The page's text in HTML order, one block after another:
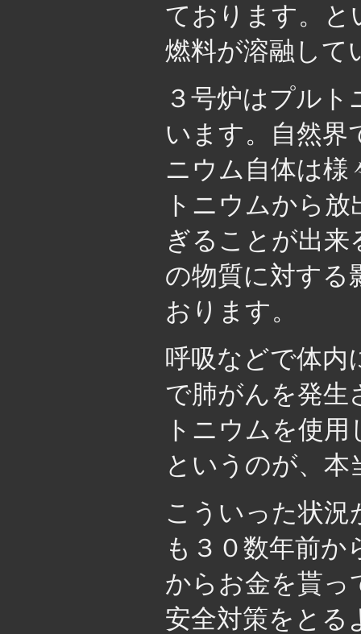
ております。と
燃料が溶融して
３号炉はプル
います。自然界
ニウム自体は様
トニウムから
ぎることが出
の物質に対する
おります。
呼吸などで体内
で肺がんを発生
トニウムを使
というのが、
こういった状
も３０数年前
からお金を貰っ
安全対策をとる